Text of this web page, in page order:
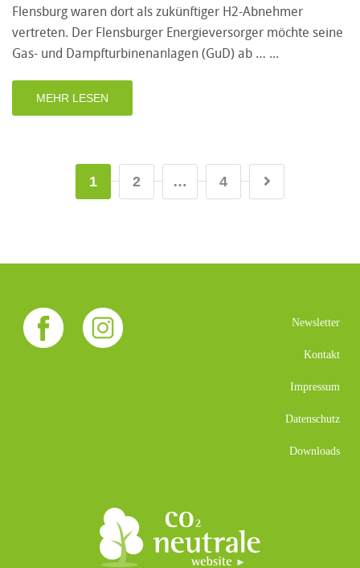
Flensburg waren dort als zukünftiger H2-Abnehmer
vertreten. Der Flensburger Energieversorger möchte seine
Gas- und Dampfturbinenanlagen (GuD) ab …
MEHR LESEN
1 2 … 4
Newsletter
Kontakt
Impressum
Datenschutz
Downloads